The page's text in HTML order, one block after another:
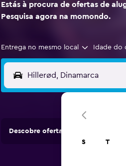
Estás à procura de ofertas de
Pesquisa agora na momondo.
Entrega no mesmo local Idade do
Descobre ofertas de rent-a-cars
S T